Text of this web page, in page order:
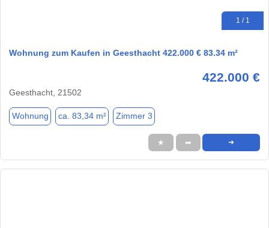
1 / 1
Wohnung zum Kaufen in Geesthacht 422.000 € 83.34 m²
422.000 €
Geesthacht, 21502
Wohnung ca. 83,34 m² Zimmer 3
★ ➦ ➜